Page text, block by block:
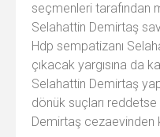
seçmenleri tarafından
Selahattin Demirtaş
Hdp sempatizanı
çıkacak yargısına da
Selahattin Demirtaş
dönük suçları
Demirtaş cezaevinden